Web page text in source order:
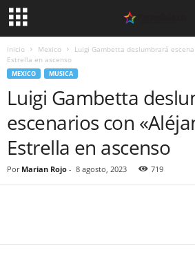
Inicio Mexico
Luigi Gambetta deslumbrará
Estrella en ascenso
MEXICO MUSICA
Luigi Gambetta
escenarios con
Estrella en ascenso
Por Marian Rojo - 8 agosto, 2023 719